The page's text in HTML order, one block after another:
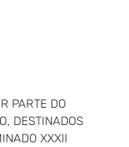
PARTE DO
DESTINADOS
XXXII